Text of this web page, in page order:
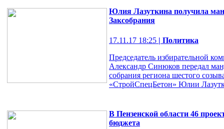
Юлия Лазуткина получила
Заксобрания
17.11.17 18:25 | Политика
Председатель избирательной
Александр Синюков передал
собрания региона шестого
«СтройСпецБетон» Юлии
В Пензенской области 46
бюджета